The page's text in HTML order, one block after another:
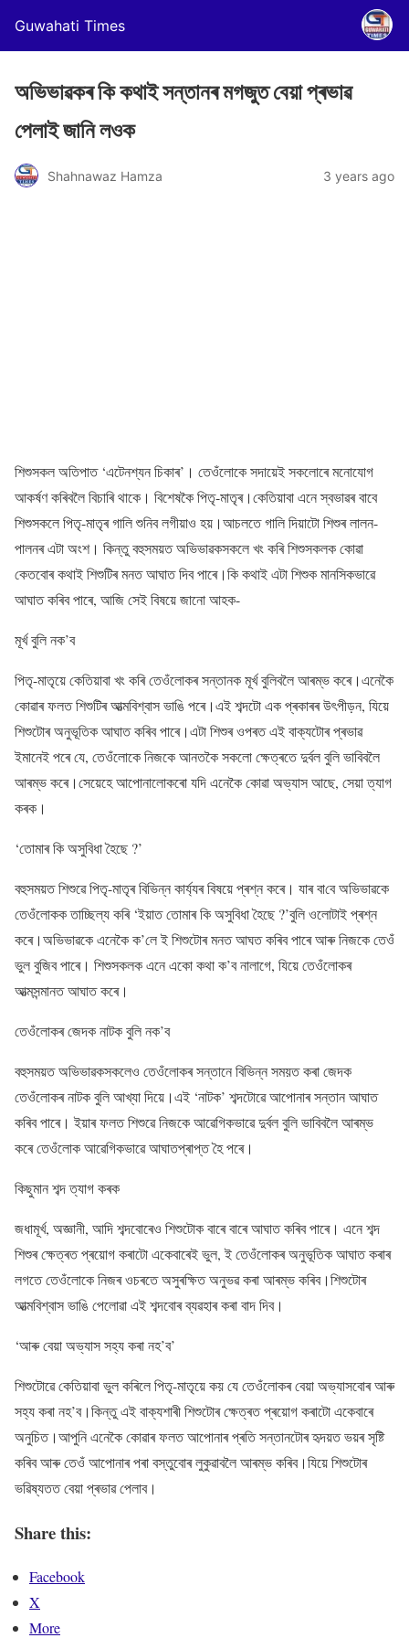
Guwahati Times
অভিভাৱকৰ কি কথাই সন্তানৰ মগজুত বেয়া প্ৰভাৱ
পেলাই জানি লওক
Shahnawaz Hamza 3 years ago
শিশুসকল অতিপাত ‘এটেনশ্যন চিকাৰ’। তেওঁলোকে সদায়েই সকলোৰে মনোযোগ
আকৰ্ষণ কৰিবলৈ বিচাৰি থাকে। বিশেষকৈ পিতৃ-মাতৃৰ।কেতিয়াবা এনে স্বভাৱৰ বাবে
শিশুসকলে পিতৃ-মাতৃৰ গালি শুনিব লগীয়াও হয়।আচলতে গালি দিয়াটো শিশুৰ লালন-
পালনৰ এটা অংশ। কিন্তু বহুসময়ত অভিভাৱকসকলে খং কৰি শিশুসকলক কোৱা
কেতবোৰ কথাই শিশুটিৰ মনত আঘাত দিব পাৰে।কি কথাই এটা শিশুক মানসিকভাৱে
আঘাত কৰিব পাৰে, আজি সেই বিষয়ে জানো আহক-
মূৰ্খ বুলি নক’ব
পিতৃ-মাতৃয়ে কেতিয়াবা খং কৰি তেওঁলোকৰ সন্তানক মূৰ্খ বুলিবলৈ আৰম্ভ কৰে।এনেকৈ
কোৱাৰ ফলত শিশুটিৰ আত্মবিশ্বাস ভাঙি পৰে।এই শব্দটো এক প্ৰকাৰৰ উৎপীড়ন, যিয়ে
শিশুটোৰ অনুভূতিক আঘাত কৰিব পাৰে।এটা শিশুৰ ওপৰত এই বাক্যটোৰ প্ৰভাৱ
ইমানেই পৰে যে, তেওঁলোকে নিজকে আনতকৈ সকলো ক্ষেত্ৰতে দুৰ্বল বুলি ভাবিবলৈ
আৰম্ভ কৰে।সেয়েহে আপোনালোকৰো যদি এনেকৈ কোৱা অভ্যাস আছে, সেয়া ত্যাগ
কৰক।
‘তোমাৰ কি অসুবিধা হৈছে ?’
বহুসময়ত শিশুৱে পিতৃ-মাতৃৰ বিভিন্ন কাৰ্য্যৰ বিষয়ে প্ৰশ্ন কৰে। যাৰ বাবে অভিভাৱকে
তেওঁলোকক তাচ্ছিল্য কৰি ‘ইয়াত তোমাৰ কি অসুবিধা হৈছে ?’বুলি ওলোটাই প্ৰশ্ন
কৰে।অভিভাৱকে এনেকৈ ক’লে ই শিশুটোৰ মনত আঘত কৰিব পাৰে আৰু নিজকে তেওঁ
ভুল বুজিব পাৰে। শিশুসকলক এনে একো কথা ক’ব নালাগে, যিয়ে তেওঁলোকৰ
আত্মসন্মানত আঘাত কৰে।
তেওঁলোকৰ জেদক নাটক বুলি নক’ব
বহুসময়ত অভিভাৱকসকলেও তেওঁলোকৰ সন্তানে বিভিন্ন সময়ত কৰা জেদক
তেওঁলোকৰ নাটক বুলি আখ্যা দিয়ে।এই ‘নাটক’ শব্দটোৱে আপোনাৰ সন্তান আঘাত
কৰিব পাৰে। ইয়াৰ ফলত শিশুৱে নিজকে আৱেগিকভাৱে দুৰ্বল বুলি ভাবিবলৈ আৰম্ভ
কৰে তেওঁলোক আৱেগিকভাৱে আঘাতপ্ৰাপ্ত হৈ পৰে।
কিছুমান শব্দ ত্যাগ কৰক
জধামূৰ্খ, অজ্ঞানী, আদি শব্দবোৰেও শিশুটোক বাৰে বাৰে আঘাত কৰিব পাৰে। এনে শব্দ
শিশুৰ ক্ষেত্ৰত প্ৰয়োগ কৰাটো একেবাৰেই ভুল, ই তেওঁলোকৰ অনুভূতিক আঘাত কৰাৰ
লগতে তেওঁলোকে নিজৰ ওচৰতে অসুৰক্ষিত অনুভৱ কৰা আৰম্ভ কৰিব।শিশুটোৰ
আত্মবিশ্বাস ভাঙি পেলোৱা এই শব্দবোৰ ব্যৱহাৰ কৰা বাদ দিব।
‘আৰু বেয়া অভ্যাস সহ্য কৰা নহ’ব’
শিশুটোৱে কেতিয়াবা ভুল কৰিলে পিতৃ-মাতৃয়ে কয় যে তেওঁলোকৰ বেয়া অভ্যাসবোৰ আৰু
সহ্য কৰা নহ’ব।কিন্তু এই বাক্যশাৰী শিশুটোৰ ক্ষেত্ৰত প্ৰয়োগ কৰাটো একেবাৰে
অনুচিত।আপুনি এনেকৈ কোৱাৰ ফলত আপোনাৰ প্ৰতি সন্তানটোৰ হৃদয়ত ভয়ৰ সৃষ্টি
কৰিব আৰু তেওঁ আপোনাৰ পৰা বস্তুবোৰ লুকুৱাবলৈ আৰম্ভ কৰিব।যিয়ে শিশুটোৰ
ভৱিষ্যতত বেয়া প্ৰভাৱ পেলাব।
Share this:
Facebook
X
More